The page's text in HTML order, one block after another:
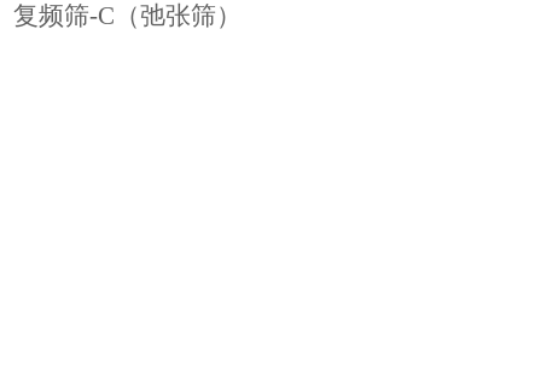
复频筛-C（弛张筛）